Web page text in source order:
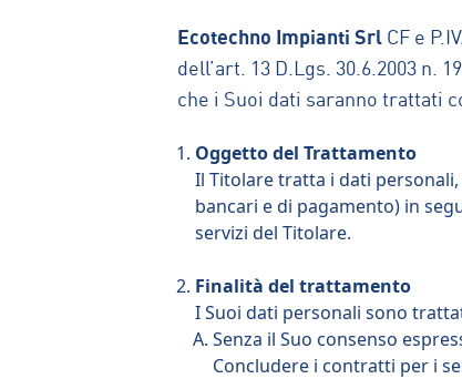
Ecotechno Impianti Srl CF e
dell’art. 13 D.Lgs. 30.6.2003 n.
che i Suoi dati saranno trattati
Oggetto del Trattamento
Il Titolare tratta i dati
bancari e di pagamento) in
servizi del Titolare.
Finalità del trattamento
I Suoi dati personali sono
Senza il Suo consenso
Concludere i contratti per i